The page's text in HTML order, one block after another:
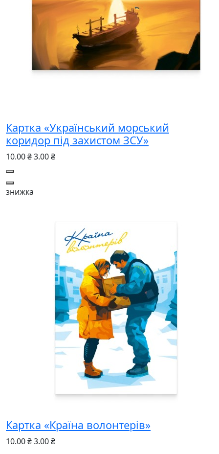
Картка «Український морський
коридор під захистом ЗСУ»
10.00 ₴3.00 ₴
знижка
Картка «Країна волонтерів»
10.00 ₴3.00 ₴